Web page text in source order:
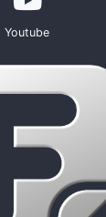
Youtube